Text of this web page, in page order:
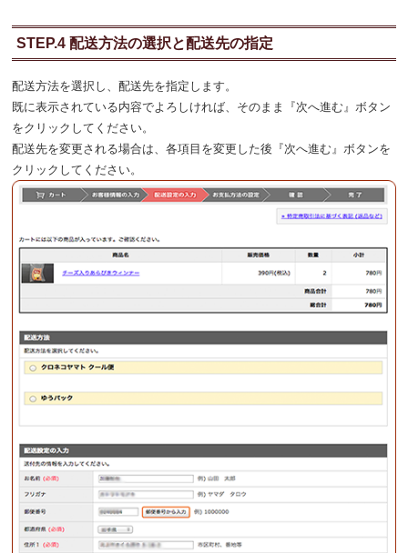
STEP.4 配送方法の選択と配送先の指定
配送方法を選択し、配送先を指定します。
既に表示されている内容でよろしければ、そのまま『次へ進む』ボタン
をクリックしてください。
配送先を変更される場合は、各項目を変更した後『次へ進む』ボタンを
クリックしてください。